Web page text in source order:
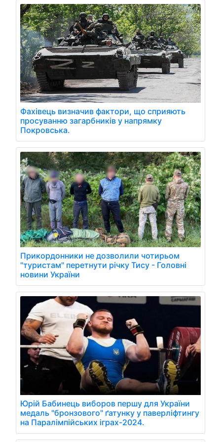
Фахівець визначив фактори, що сприяють
просуванню загарбників у напрямку
Покровська.
Прикордонники не дозволили чотирьом
"туристам" перетнути річку Тису - Головні
новини України
Юрій Бабинець виборов першу для України
медаль "бронзового" ґатунку у паверліфтингу
на Паралімпійських іграх-2024.